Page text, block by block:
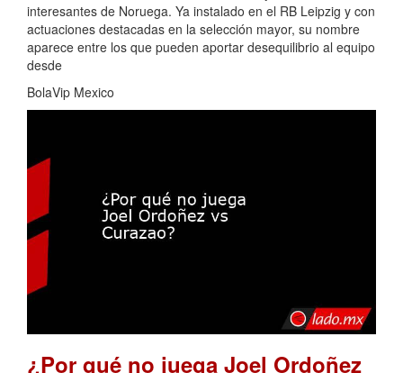
interesantes de Noruega. Ya instalado en el RB Leipzig y con
actuaciones destacadas en la selección mayor, su nombre
aparece entre los que pueden aportar desequilibrio al equipo
desde
BolaVip Mexico
¿Por qué no juega Joel Ordoñez